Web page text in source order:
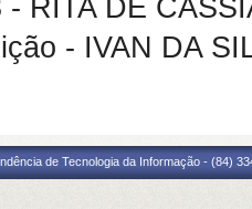
- RITA DE
- IVAN DA
de Tecnologia da Informação - (84)